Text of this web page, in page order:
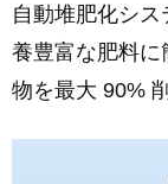
自動堆肥化シ
養豊富な肥料
物を最大 90%